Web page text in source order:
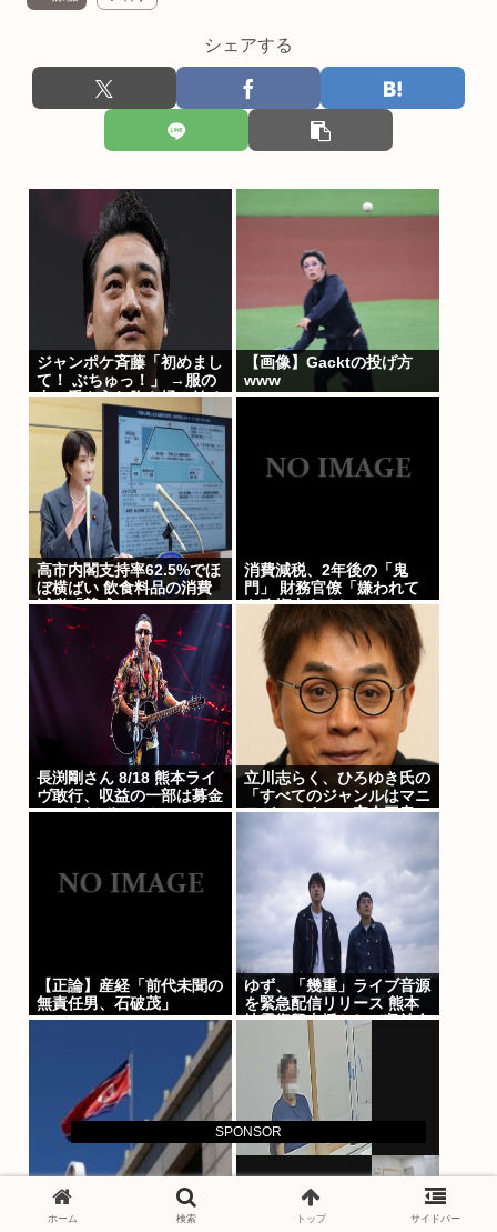
SPONSOR
シェアする
ジャンポケ斉藤「初めまし
て！ ぶちゅっ！」 →服の
中に手を入れ胸を揉み始め
る。 これ異常者だろ(´・
ω・`)
【画像】Gacktの投げ方
www
高市内閣支持率62.5%でほ
ぼ横ばい 飲食料品の消費
減税「賛成」52.9%
消費減税、2年後の「鬼
門」 財務官僚「嫌われて
も政権支えるしか」
長渕剛さん 8/18 熊本ライ
ヴ敢行、収益の一部は募金
ロックだぜ！！！
立川志らく、ひろゆき氏の
「すべてのジャンルはマニ
アがつぶす」に完全同意
「そういう連中が落語をつ
【正論】産経「前代未聞の
無責任男、石破茂」
ゆず、「幾重」ライブ音源
を緊急配信リリース 熊本
地震復興支援として収益金
を寄付「歌を通じて支援の
輪を広げ、届けたい」
北朝鮮「暑さ対策に犬肉鍋
やサムゲタンを食え」絶糧
取り調べ映像、法廷で再生
特捜検事から「反社」、国
ホーム 検索 トップ サイドバー